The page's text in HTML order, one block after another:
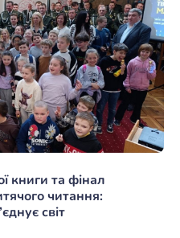
книги та фінал
читання:
світ